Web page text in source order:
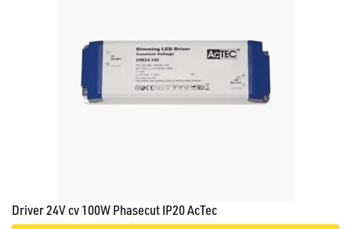
Driver 24V cv 100W Phasecut IP20 AcTec